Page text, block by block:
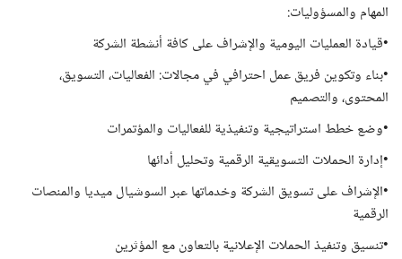
المهام والمسؤوليات:
•قيادة العمليات اليومية والإشراف على كافة أنشطة الشركة
•بناء وتكوين فريق عمل احترافي في مجالات: الفعاليات، التسويق،
المحتوى، والتصميم
•وضع خطط استراتيجية وتنفيذية للفعاليات والمؤتمرات
•إدارة الحملات التسويقية الرقمية وتحليل أدائها
•الإشراف على تسويق الشركة وخدماتها عبر السوشيال ميديا والمنصات
الرقمية
•تنسيق وتنفيذ الحملات الإعلانية بالتعاون مع المؤثرين